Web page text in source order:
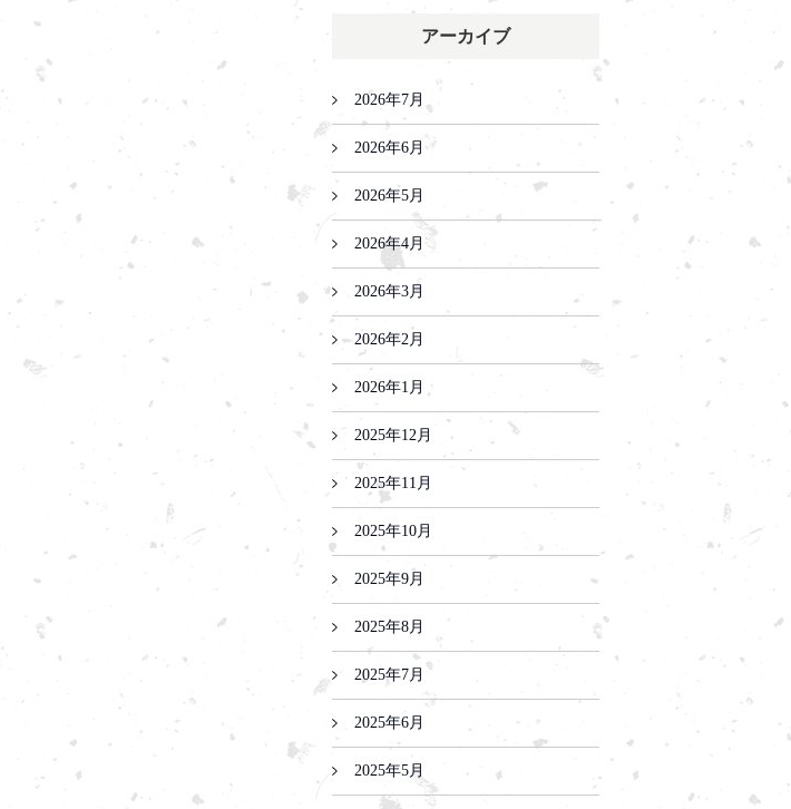
アーカイブ
2026年7月
2026年6月
2026年5月
2026年4月
2026年3月
2026年2月
2026年1月
2025年12月
2025年11月
2025年10月
2025年9月
2025年8月
2025年7月
2025年6月
2025年5月